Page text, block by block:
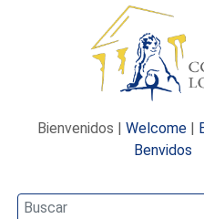
Bienvenidos | Welcome |
Benvidos